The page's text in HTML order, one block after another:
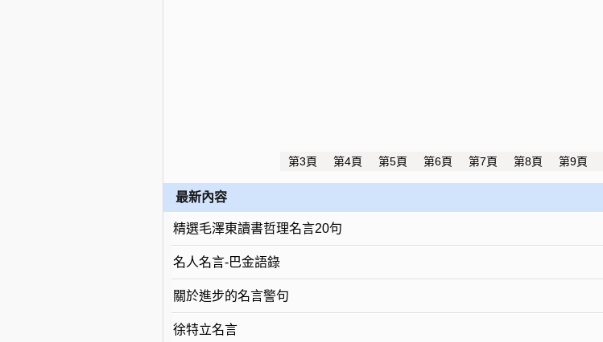
第3頁 第4頁 第5頁 第6頁 第7頁 第8頁 第9頁
最新內容
精選毛澤東讀書哲理名言20句
名人名言-巴金語錄
關於進步的名言警句
徐特立名言